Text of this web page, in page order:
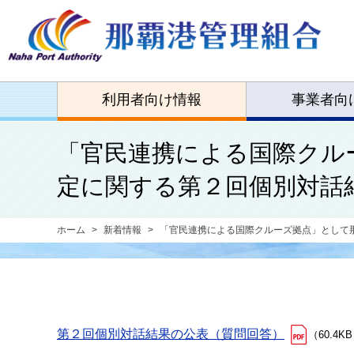
利用者向け情報 事業者向
「官民連携による国際ク
定に関する第２回個別対話
ホーム 新着情報 「官民連携による国際クルーズ拠点」とし
第２回個別対話結果の公表（質問回答） （